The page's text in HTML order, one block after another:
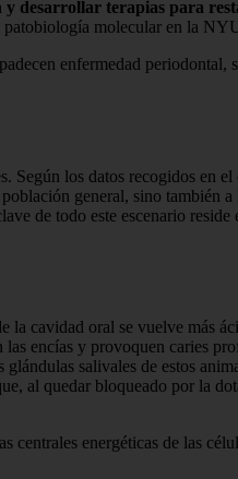
y desarrollar terapias para
molecular en la
enfermedad
Según los datos recogidos en
general, sino también
de todo este escenario reside
cavidad oral se vuelve más
encías y provoquen caries
salivales de estos
al quedar bloqueado por la
energéticas de las